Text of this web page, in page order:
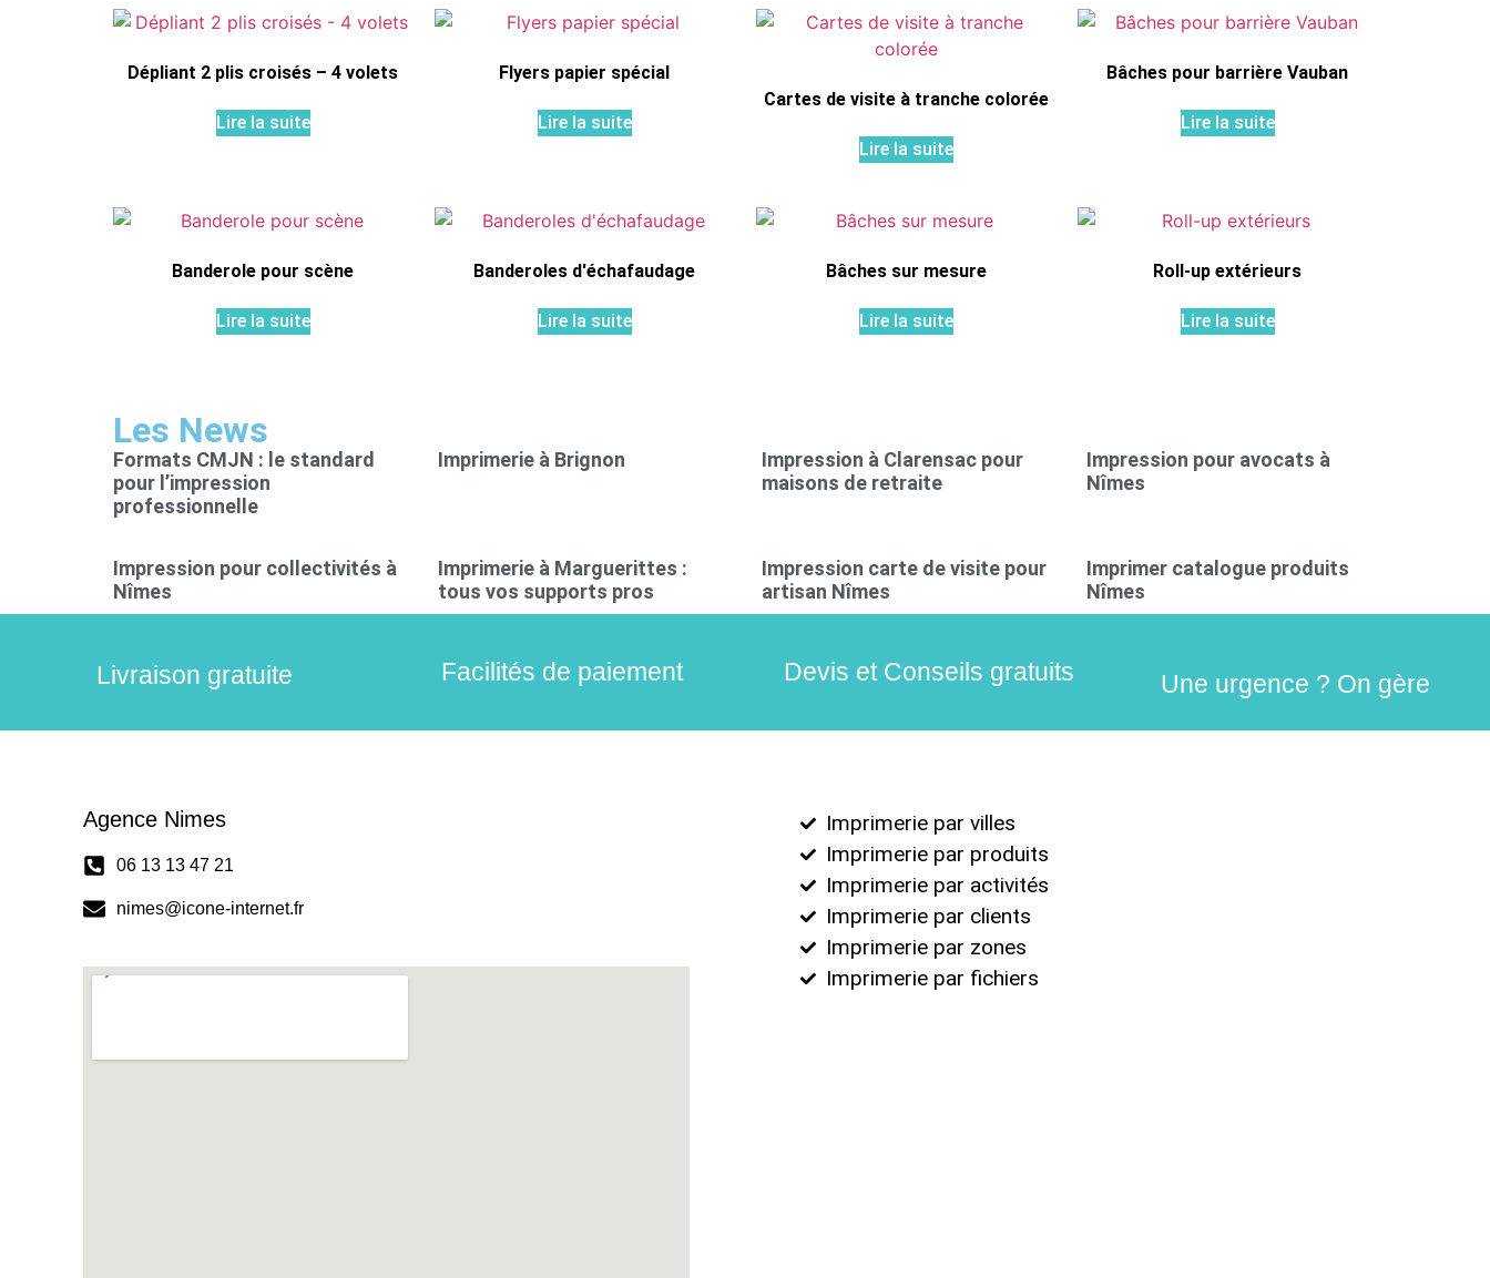
Dépliant 2 plis croisés – 4 volets
Lire la suite
Flyers papier spécial
Lire la suite
Cartes de visite à tranche colorée
Lire la suite
Bâches pour barrière Vauban
Lire la suite
Banderole pour scène
Lire la suite
Banderoles d'échafaudage
Lire la suite
Bâches sur mesure
Lire la suite
Roll-up extérieurs
Lire la suite
Les News
Formats CMJN : le standard
pour l’impression
professionnelle
Imprimerie à Brignon
Impression à Clarensac pour
maisons de retraite
Impression pour avocats à
Nîmes
Impression pour collectivités à
Nîmes
Imprimerie à Marguerittes :
tous vos supports pros
Impression carte de visite pour
artisan Nîmes
Imprimer catalogue produits
Nîmes
Livraison gratuite Facilités de paiement Devis et Conseils gratuits Une urgence ? On gère
Agence Nimes
06 13 13 47 21
nimes@icone-internet.fr
Imprimerie par villes
Imprimerie par produits
Imprimerie par activités
Imprimerie par clients
Imprimerie par zones
Imprimerie par fichiers